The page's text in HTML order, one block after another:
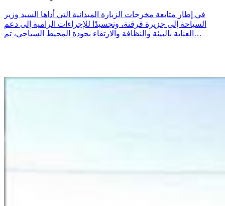
في إطار متابعة مخرجات الزيارة الميدانية التي أداها السيد وزير
السياحة إلى جزيرة قرقنة، وتجسيدًا للإجراءات الرامية إلى دعم
العناية بالبيئة والنظافة والارتقاء بجودة المحيط السياحي، تم…